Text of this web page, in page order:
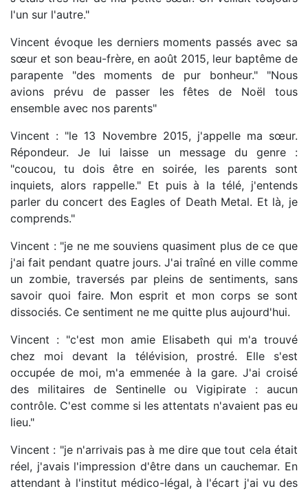
l'un sur l'autre."
Vincent évoque les derniers moments passés avec sa
sœur et son beau-frère, en août 2015, leur baptême de
parapente "des moments de pur bonheur." "Nous
avions prévu de passer les fêtes de Noël tous
ensemble avec nos parents"
Vincent : "le 13 Novembre 2015, j'appelle ma sœur.
Répondeur. Je lui laisse un message du genre :
"coucou, tu dois être en soirée, les parents sont
inquiets, alors rappelle." Et puis à la télé, j'entends
parler du concert des Eagles of Death Metal. Et là, je
comprends."
Vincent : "je ne me souviens quasiment plus de ce que
j'ai fait pendant quatre jours. J'ai traîné en ville comme
un zombie, traversés par pleins de sentiments, sans
savoir quoi faire. Mon esprit et mon corps se sont
dissociés. Ce sentiment ne me quitte plus aujourd'hui.
Vincent : "c'est mon amie Elisabeth qui m'a trouvé
chez moi devant la télévision, prostré. Elle s'est
occupée de moi, m'a emmenée à la gare. J'ai croisé
des militaires de Sentinelle ou Vigipirate : aucun
contrôle. C'est comme si les attentats n'avaient pas eu
lieu."
Vincent : "je n'arrivais pas à me dire que tout cela était
réel, j'avais l'impression d'être dans un cauchemar. En
attendant à l'institut médico-légal, à l'écart j'ai vu des